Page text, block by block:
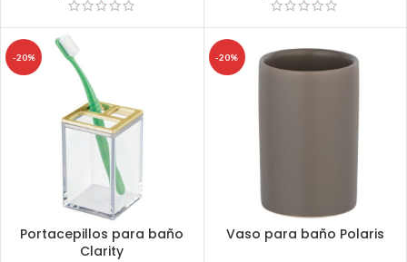
-20%
Portacepillos para baño
Clarity
-20%
Vaso para baño Polaris